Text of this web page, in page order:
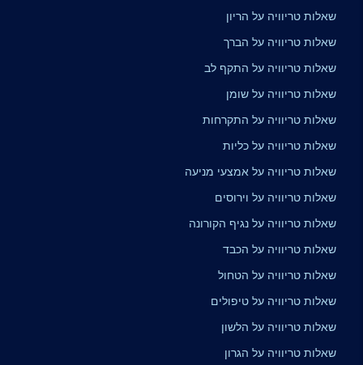
שאלות טריוויה על הריון
שאלות טריוויה על הברך
שאלות טריוויה על התקף לב
שאלות טריוויה על שומן
שאלות טריוויה על התקרחות
שאלות טריוויה על כליות
שאלות טריוויה על אמצעי מניעה
שאלות טריוויה על וירוסים
שאלות טריוויה על נגיף הקורונה
שאלות טריוויה על הכבד
שאלות טריוויה על הטחול
שאלות טריוויה על טיפולים
שאלות טריוויה על הלשון
שאלות טריוויה על הגרון